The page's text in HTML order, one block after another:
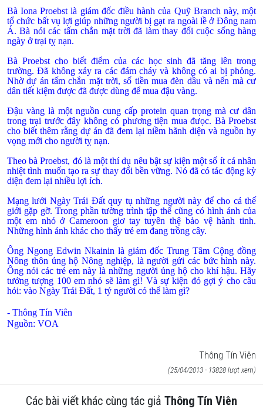
Bà Iona Proebst là giám đốc điều hành của Quỹ Branch này, một
tổ chức bất vụ lợi giúp những người bị gạt ra ngoài lề ở Ðông nam
Á. Bà nói các tấm chắn mặt trời đã làm thay đổi cuộc sống hàng
ngày ở trại tỵ nạn.
Bà Proebst cho biết điểm của các học sinh đã tăng lên trong
trường. Ðã không xảy ra các đám cháy và không có ai bị phỏng.
Nhờ dự án tấm chắn mặt trời, số tiền mua đèn dầu và nến mà cư
dân tiết kiệm được đã được dùng để mua đậu vàng.
Ðậu vàng là một nguồn cung cấp protein quan trọng mà cư dân
trong trại trước đây không có phương tiện mua đưọc. Bà Proebst
cho biết thêm rằng dự án đã đem lại niềm hãnh diện và nguồn hy
vọng mới cho người tỵ nạn.
Theo bà Proebst, đó là một thí dụ nêu bật sự kiện một số ít cá nhân
nhiệt tình muốn tạo ra sự thay đổi bền vững. Nó đã có tác động kỳ
diện đem lại nhiều lợi ích.
Mạng lưới Ngày Trái Ðất quy tụ những người này để cho cả thế
giới gặp gỡ. Trong phần tường trình tập thể cũng có hình ảnh của
một em nhỏ ở Cameroon giơ tay tuyên thệ bảo vệ hành tinh.
Những hình ảnh khác cho thấy trẻ em đang trồng cây.
Ông Ngong Edwin Nkainin là giám đốc Trung Tâm Cộng đồng
Nông thôn ủng hộ Nông nghiệp, là người gửi các bức hình này.
Ông nói các trẻ em này là những người ủng hộ cho khí hậu. Hãy
tưởng tượng 100 em nhỏ sẽ làm gì! Và sự kiện đó gợi ý cho câu
hỏi: vào Ngày Trái Ðất, 1 tỷ người có thể làm gì?
- Thông Tín Viên
Nguồn: VOA
Thông Tín Viên
(25/04/2013 - 13828 lượt xem)
Các bài viết khác cùng tác giả Thông Tín Viên